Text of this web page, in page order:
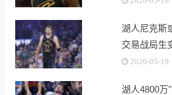
湖人尼克斯
交易战局生
2026-05-19
湖人4800万